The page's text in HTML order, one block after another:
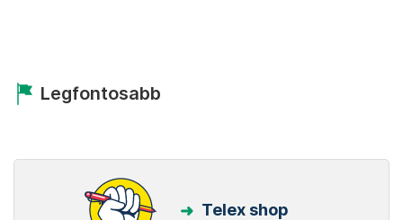
Legfontosabb
Telex shop